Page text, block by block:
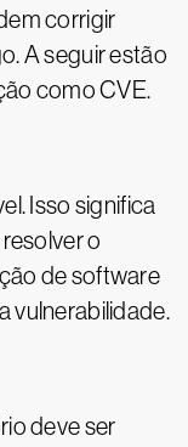
corrigir
A seguir estão
como CVE.
Isso significa
o
de software
vulnerabilidade.
deve ser